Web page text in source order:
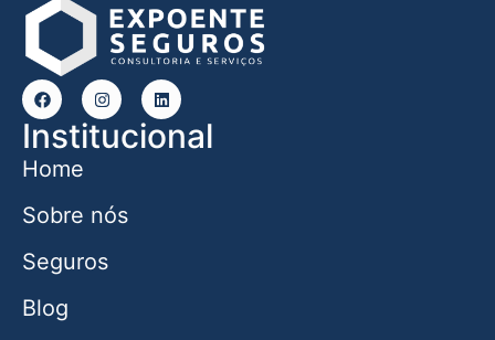
Institucional
Home
Sobre nós
Seguros
Blog